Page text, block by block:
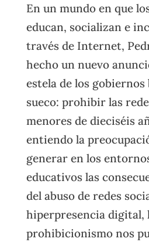
En un mundo en que
educan, socializan e
través de Internet,
hecho un nuevo
estela de los
sueco: prohibir las
menores de dieciséis
entiendo la
generar en los
educativos las
del abuso de redes
hiperpresencia digital,
prohibicionismo nos